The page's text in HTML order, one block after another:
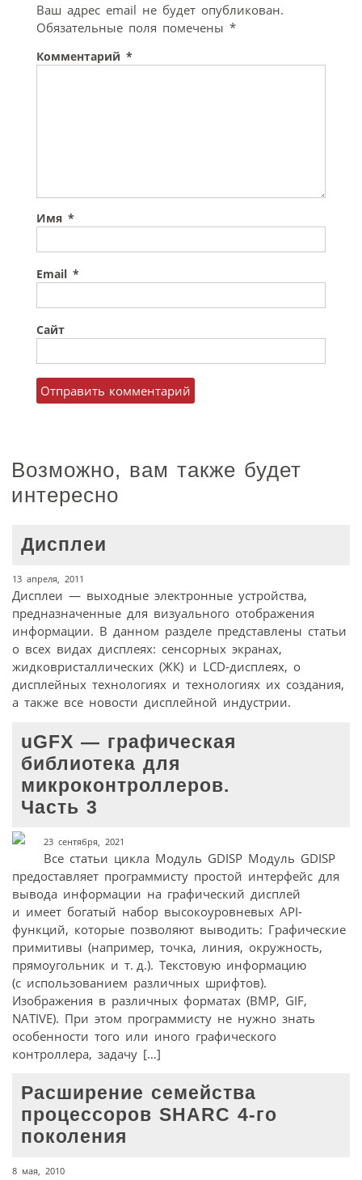
Ваш адрес email не будет опубликован.
Обязательные поля помечены *
Комментарий *
Имя *
Email *
Сайт
Возможно, вам также будет
интересно
Дисплеи
13 апреля, 2011
Дисплеи — выходные электронные устройства,
предназначенные для визуального отображения
информации. В данном разделе представлены статьи
о всех видах дисплеях: сенсорных экранах,
жидковристаллических (ЖК) и LCD-дисплеях, о
дисплейных технологиях и технологиях их создания,
а также все новости дисплейной индустрии.
uGFX — графическая
библиотека для
микроконтроллеров.
Часть 3
23 сентября, 2021
Все статьи цикла Модуль GDISP Модуль GDISP
предоставляет программисту простой интерфейс для
вывода информации на графический дисплей
и имеет богатый набор высокоуровневых API-
функций, которые позволяют выводить: Графические
примитивы (например, точка, линия, окружность,
прямоугольник и т. д.). Текстовую информацию
(с использованием различных шрифтов).
Изображения в различных форматах (BMP, GIF,
NATIVE). При этом программисту не нужно знать
особенности того или иного графического
контроллера, задачу […]
Расширение семейства
процессоров SHARC 4-го
поколения
8 мая, 2010